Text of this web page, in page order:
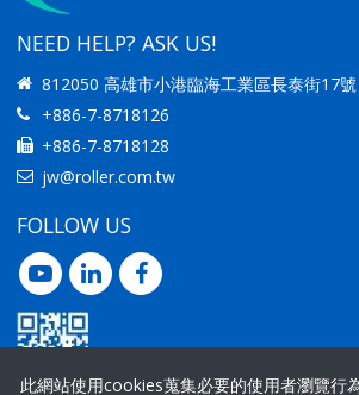
NEED HELP? ASK US!
812050 高雄市小港臨海工業區長泰街17號
+886-7-8718126
+886-7-8718128
jw@roller.com.tw
FOLLOW US
此網站使用cookies蒐集必要的使用者瀏覽行